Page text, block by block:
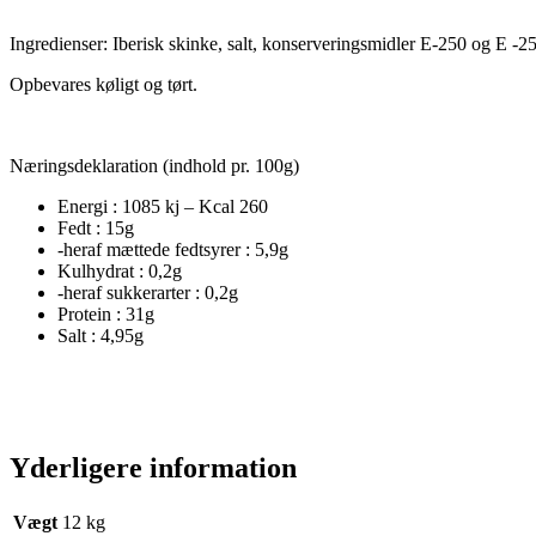
Ingredienser: Iberisk skinke, salt, konserveringsmidler E-250 og E -
Opbevares køligt og tørt.
Næringsdeklaration (indhold pr. 100g)
Energi : 1085 kj – Kcal 260
Fedt : 15g
-heraf mættede fedtsyrer : 5,9g
Kulhydrat : 0,2g
-heraf sukkerarter : 0,2g
Protein : 31g
Salt : 4,95g
Yderligere information
Vægt 12 kg